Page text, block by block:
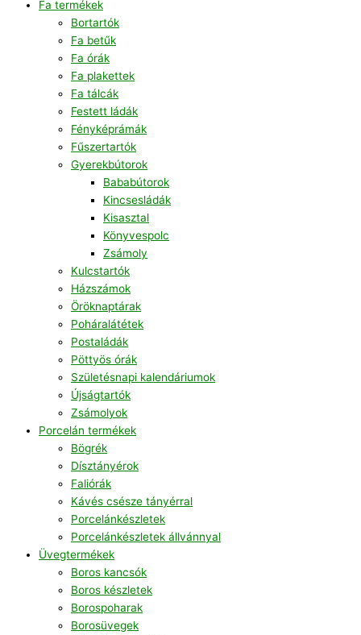
Fa termékek
Bortartók
Fa betűk
Fa órák
Fa plakettek
Fa tálcák
Festett ládák
Fényképrámák
Fűszertartók
Gyerekbútorok
Bababútorok
Kincsesládák
Kisasztal
Könyvespolc
Zsámoly
Kulcstartók
Házszámok
Öröknaptárak
Poháralátétek
Postaládák
Pöttyös órák
Születésnapi kalendáriumok
Újságtartók
Zsámolyok
Porcelán termékek
Bögrék
Dísztányérok
Faliórák
Kávés csésze tányérral
Porcelánkészletek
Porcelánkészletek állvánnyal
Üvegtermékek
Boros kancsók
Boros készletek
Borospoharak
Borosüvegek